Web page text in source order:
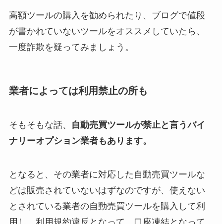
高額ツールの購入を勧められたり、ブログで値段
が書かれていないツールをオススメしていたら、
一度詐欺を疑ってみましょう。
業者によっては利用禁止の所も
そもそもな話、
自動売買ツールが禁止と言うバイ
ナリーオプション業者もあります。
となると、その業者に対応した自動売買ツールな
どは販売されていないはずなのですが、使えない
とされている業者の自動売買ツールを購入して利